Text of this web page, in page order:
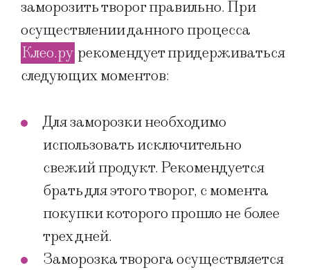
заморозить творог правильно. При
осуществлении данного процесса
Клео.ру рекомендует придерживаться
следующих моментов:
Для заморозки необходимо
использовать исключительно
свежий продукт. Рекомендуется
брать для этого творог, с момента
покупки которого прошло не более
трех дней.
Заморозка творога осуществляется